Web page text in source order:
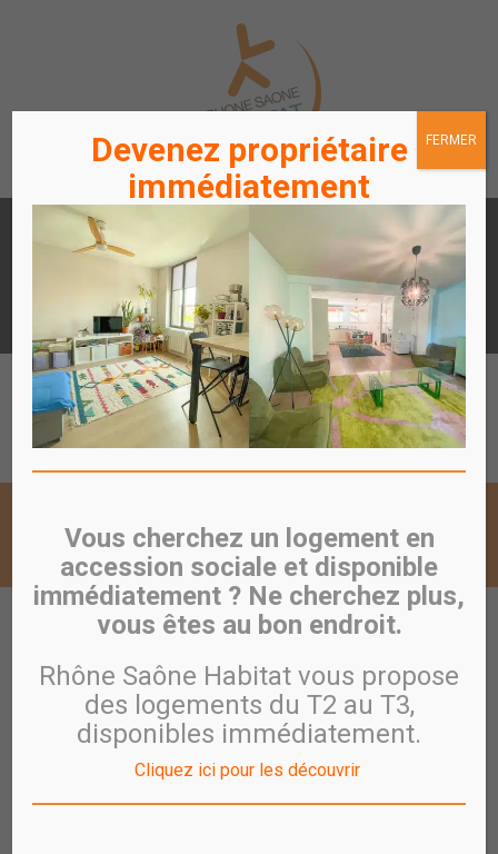
ACHETER
UN APPARTEMENT
UN APPARTEMENT /
STATIONNEMENT
ACCÈS
LOCATAIRES / PROPRIÉTAIRES
ACCÈS
COPROPRIÉTAIRES
le
menu
FOY LES LYON
TOUTES NOS LOCATIONS
Location T3 GRAND ROULE – ST FOY LES
74 Chemin du Grand Roule - 69110 - ST FOY LES LYON
Devenez propriétaire
immédiatement
Vous cherchez un logement en
accession sociale et disponible
immédiatement ? Ne cherchez plus,
vous êtes au bon endroit.
Rhône Saône Habitat vous propose
des logements du T2 au T3,
disponibles immédiatement.
Cliquez ici pour les découvrir
FERMER